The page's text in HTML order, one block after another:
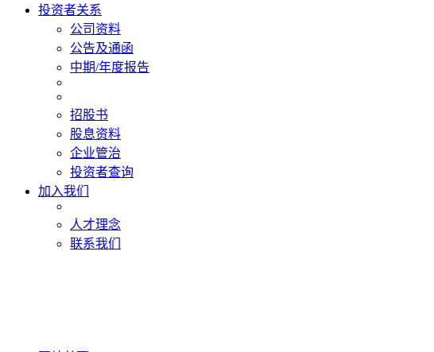
投资者关系
公司资料
公告及通函
中期/年度报告
招股书
股息资料
企业管治
投资者查询
加入我们
人才理念
联系我们